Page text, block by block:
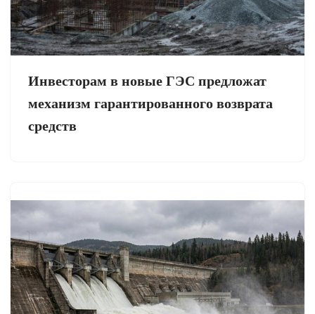
Инвесторам в новые ГЭС предложат
механизм гарантированного возврата
средств